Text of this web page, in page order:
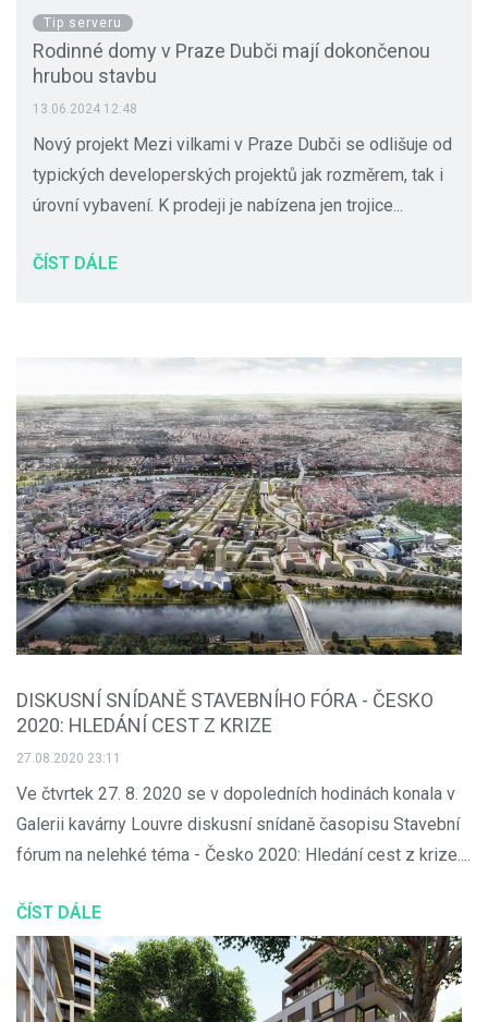
Tip serveru
Rodinné domy v Praze Dubči mají dokončenou
hrubou stavbu
13.06.2024 12:48
Nový projekt Mezi vilkami v Praze Dubči se odlišuje od
typických developerských projektů jak rozměrem, tak i
úrovní vybavení. K prodeji je nabízena jen trojice...
ČÍST DÁLE
DISKUSNÍ SNÍDANĚ STAVEBNÍHO FÓRA - ČESKO
2020: HLEDÁNÍ CEST Z KRIZE
27.08.2020 23:11
Ve čtvrtek 27. 8. 2020 se v dopoledních hodinách konala v
Galerii kavárny Louvre diskusní snídaně časopisu Stavební
fórum na nelehké téma - Česko 2020: Hledání cest z krize....
ČÍST DÁLE